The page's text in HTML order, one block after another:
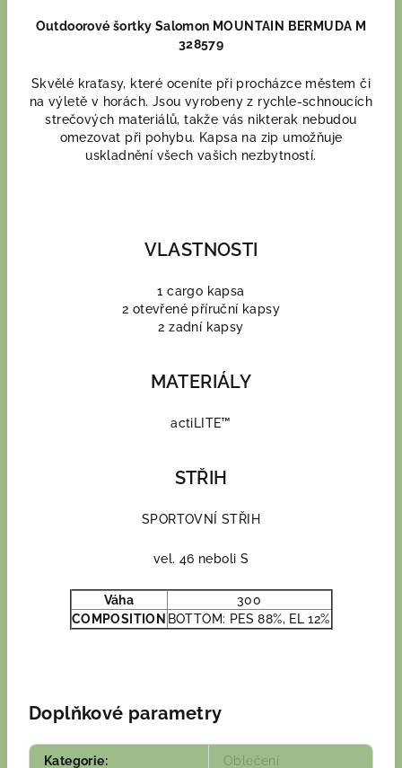
Outdoorové šortky Salomon MOUNTAIN BERMUDA M
328579
Skvělé kraťasy, které oceníte při procházce městem či
na výletě v horách. Jsou vyrobeny z rychle-schnoucích
strečových materiálů, takže vás nikterak nebudou
omezovat při pohybu. Kapsa na zip umožňuje
uskladnění všech vašich nezbytností.
VLASTNOSTI
1 cargo kapsa
2 otevřené příruční kapsy
2 zadní kapsy
MATERIÁLY
actiLITE™
STŘIH
SPORTOVNÍ STŘIH
vel. 46 neboli S
Váha
300
COMPOSITION BOTTOM: PES 88%, EL 12%
Doplňkové parametry
Kategorie: Oblečení